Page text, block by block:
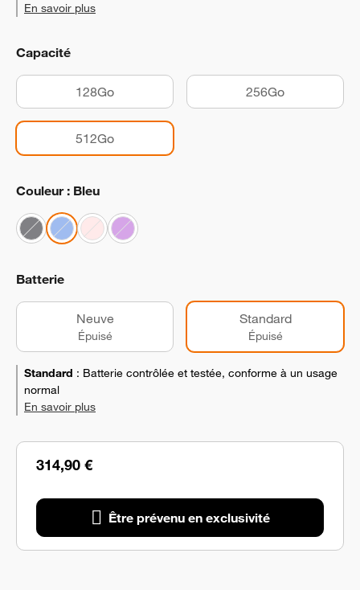
314,90 €
Être prévenu en exclusivité
En savoir plus
Capacité
128Go 256Go
512Go
Couleur : Bleu
Batterie
Neuve
Épuisé
Standard
Épuisé
Standard : Batterie contrôlée et testée, conforme à un usage
normal
En savoir plus